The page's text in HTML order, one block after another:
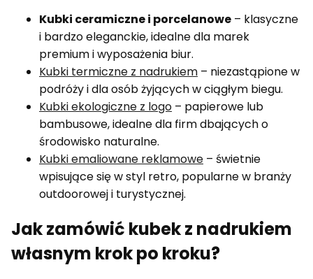
Kubki ceramiczne i porcelanowe – klasyczne
i bardzo eleganckie, idealne dla marek
premium i wyposażenia biur.
Kubki termiczne z nadrukiem – niezastąpione w
podróży i dla osób żyjących w ciągłym biegu.
Kubki ekologiczne z logo – papierowe lub
bambusowe, idealne dla firm dbających o
środowisko naturalne.
Kubki emaliowane reklamowe – świetnie
wpisujące się w styl retro, popularne w branży
outdoorowej i turystycznej.
Jak zamówić kubek z nadrukiem
własnym krok po kroku?